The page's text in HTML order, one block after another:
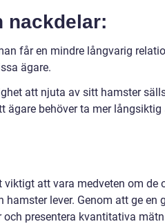
nackdelar:
får en mindre långvarig
ägare.
att njuta av sitt hamster
ägare behöver ta mer långsiktig
att vara medveten om de
lever. Genom att ge en
presentera kvantitativa